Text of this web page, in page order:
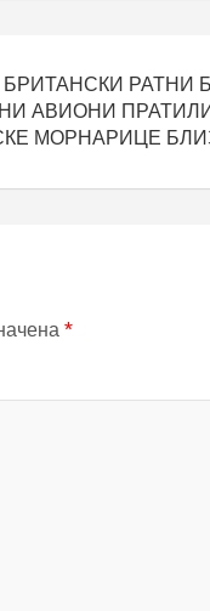
БРИТАНСКИ РАТНИ
АВИОНИ
МОРНАРИЦЕ
*